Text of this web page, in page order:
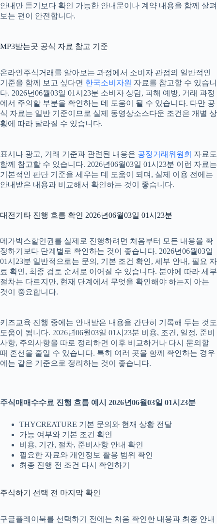
안내만 듣기보다 확인 가능한 안내문이나 계약 내용을 함께 살펴
보는 편이 안전합니다.
MP3받는곳 공식 자료 참고 기준
온라인주식거래를 알아보는 과정에서 소비자 관점의 일반적인
기준을 함께 보고 싶다면 한국소비자원 자료를 참고할 수 있습니
다. 2026년06월03일 01시23분 소비자 상담, 피해 예방, 거래 과정
에서 주의할 부분을 확인하는 데 도움이 될 수 있습니다. 다만 공
식 자료는 일반 기준이므로 실제 동영상소스다운 조건은 개별 상
황에 따라 달라질 수 있습니다.
표시나 광고, 거래 기준과 관련된 내용은 공정거래위원회 자료도
함께 참고할 수 있습니다. 2026년06월03일 01시23분 이런 자료는
기본적인 판단 기준을 세우는 데 도움이 되며, 실제 이용 전에는
안내받은 내용과 비교해서 확인하는 것이 좋습니다.
대전기타 진행 흐름 확인 2026년06월03일 01시23분
메가박스할인권를 실제로 진행하려면 처음부터 모든 내용을 확
정하기보다 단계별로 확인하는 것이 좋습니다. 2026년06월03일
01시23분 일반적으로는 문의, 기본 조건 확인, 세부 안내, 필요 자
료 확인, 최종 검토 순서로 이어질 수 있습니다. 분야에 따라 세부
절차는 다르지만, 현재 단계에서 무엇을 확인해야 하는지 아는
것이 중요합니다.
키즈교육 진행 중에는 안내받은 내용을 간단히 기록해 두는 것도
도움이 됩니다. 2026년06월03일 01시23분 비용, 조건, 일정, 준비
사항, 주의사항을 따로 정리하면 이후 비교하거나 다시 문의할
때 혼선을 줄일 수 있습니다. 특히 여러 곳을 함께 확인하는 경우
에는 같은 기준으로 정리하는 것이 좋습니다.
주식매매수수료 진행 흐름 예시 2026년06월03일 01시23분
THYCREATURE 기본 문의와 현재 상황 전달
가능 여부와 기본 조건 확인
비용, 기간, 절차, 준비사항 안내 확인
필요한 자료와 개인정보 활용 범위 확인
최종 진행 전 조건 다시 확인하기
주식하기 선택 전 마지막 확인
구글플레이북를 선택하기 전에는 처음 확인한 내용과 최종 안내